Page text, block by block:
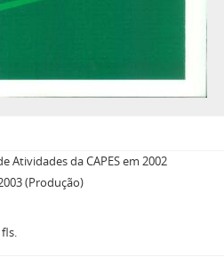
Atividades da CAPES em 2002
(Produção)
fls.